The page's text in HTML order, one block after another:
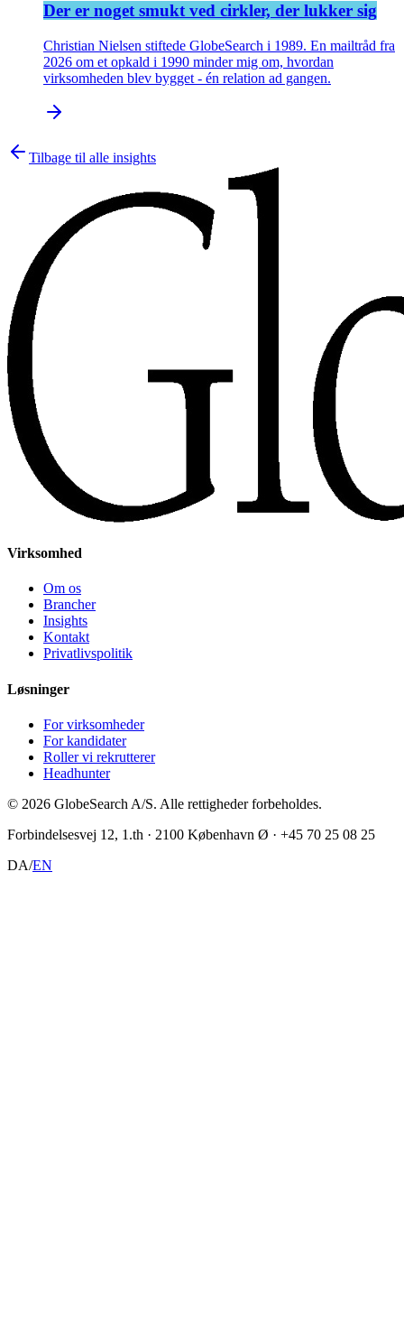
Der er noget smukt ved cirkler, der lukker sig
Christian Nielsen stiftede GlobeSearch i 1989. En mailtråd fra
2026 om et opkald i 1990 minder mig om, hvordan
virksomheden blev bygget - én relation ad gangen.
Tilbage til alle insights
Virksomhed
Om os
Brancher
Insights
Kontakt
Privatlivspolitik
Løsninger
For virksomheder
For kandidater
Roller vi rekrutterer
Headhunter
© 2026 GlobeSearch A/S. Alle rettigheder forbeholdes.
Forbindelsesvej 12, 1.th · 2100 København Ø · +45 70 25 08 25
DA/EN